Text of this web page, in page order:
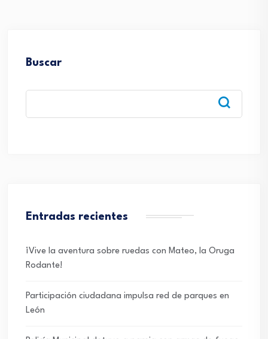
Buscar
Entradas recientes
¡Vive la aventura sobre ruedas con Mateo, la Oruga
Rodante!
Participación ciudadana impulsa red de parques en
León